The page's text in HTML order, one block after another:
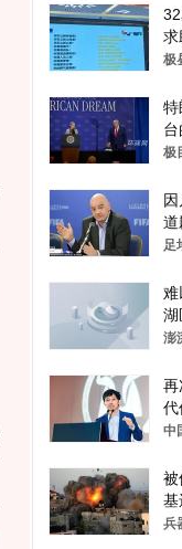
求
极
特
台
登
极
道
位
足
难
湖
迁
澎
再
代
中
被
基
季
兵